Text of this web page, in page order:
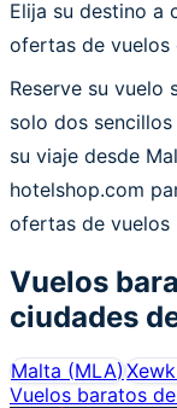
Elija su destino a
ofertas de vuelos
Reserve su vuelo
solo dos
su viaje desde
hotelshop.com
ofertas de vuelos
Vuelos
ciudades
Malta (MLA)
Vuelos baratos